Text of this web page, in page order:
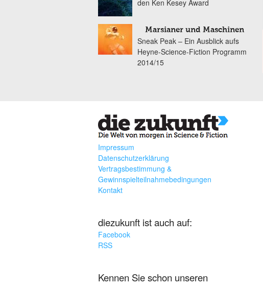
den Ken Kesey Award
Marsianer und Maschinen
Sneak Peak – Ein Ausblick aufs
Heyne-Science-Fiction Programm
2014/15
Impressum
Datenschutzerklärung
Vertragsbestimmung &
Gewinnspielteilnahmebedingungen
Kontakt
diezukunft ist auch auf:
Facebook
RSS
Kennen Sie schon unseren